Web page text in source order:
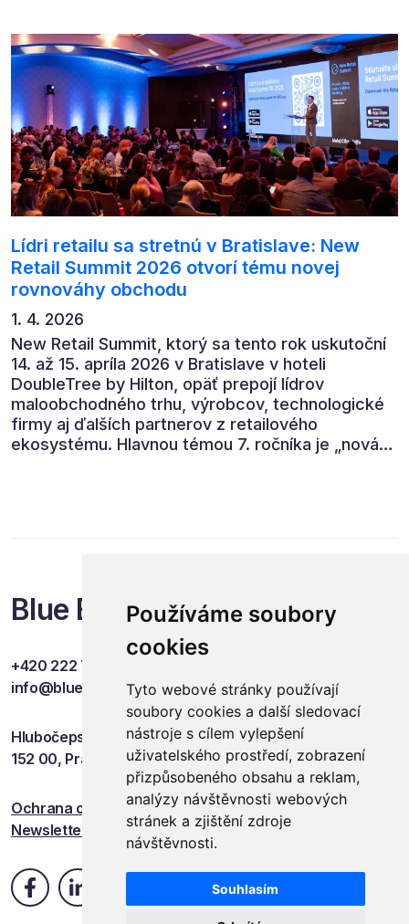
Používáme soubory
cookies
Tyto webové stránky používají
soubory cookies a další sledovací
nástroje s cílem vylepšení
uživatelského prostředí, zobrazení
přizpůsobeného obsahu a reklam,
analýzy návštěvnosti webových
stránek a zjištění zdroje
návštěvnosti.
Souhlasím
automatizaci, leadership i budoucnost role CFO.
Lídri retailu sa stretnú v Bratislave: New
Retail Summit 2026 otvorí tému novej
rovnováhy obchodu
1. 4. 2026
New Retail Summit, ktorý sa tento rok uskutoční
14. až 15. apríla 2026 v Bratislave v hoteli
DoubleTree by Hilton, opäť prepojí lídrov
maloobchodného trhu, výrobcov, technologické
firmy aj ďalších partnerov z retailového
ekosystému. Hlavnou témou 7. ročníka je „nová
Blue Events
+420 222 749 841
info@blueevents.eu
Hlubočepská 701/38c
152 00, Praha 5
Ochrana osobních údajů
Newsletter